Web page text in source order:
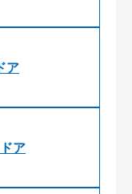
ア
ア